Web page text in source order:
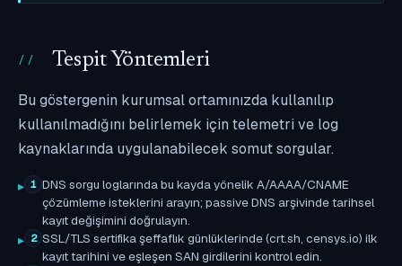
Tespit Yöntemleri
Bu göstergenin kurumsal ortamınızda kullanılıp
kullanılmadığını belirlemek için telemetri ve log
kaynaklarında uygulanabilecek somut sorgular.
1 DNS sorgu loglarında bu kayda yönelik A/AAAA/CNAME
çözümleme isteklerini arayın; passive DNS arşivinde tarihsel
kayıt değişimini doğrulayın.
2 SSL/TLS sertifika şeffaflık günlüklerinde (crt.sh, censys.io) ilk
kayıt tarihini ve eşleşen SAN girdilerini kontrol edin.